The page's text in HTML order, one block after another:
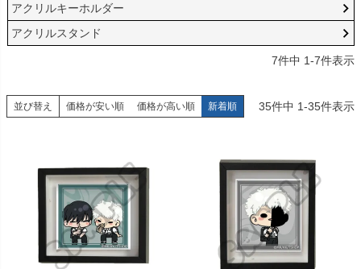
アクリルキーホルダー
アクリルスタンド
7件中 1-7件表示
並び替え 価格が安い順 価格が高い順 新着順 35件中 1-35件表示